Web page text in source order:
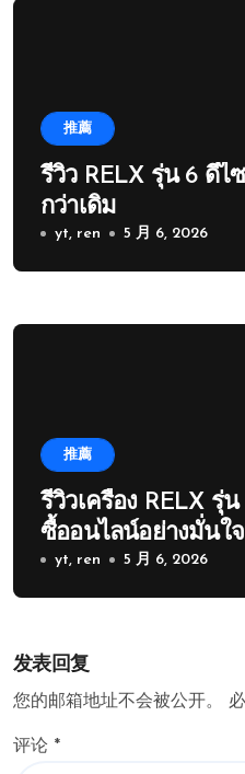
推薦
รีวิว RELX รุ่น 6 ดี
กว่าเดิม
yt, ren 5 月 6, 2026
推薦
รีวิวเครื่อง RELX รุ่
ซื้ออนไลน์อย่างมั่นใจ
yt, ren 5 月 6, 2026
发表回复
您的邮箱地址不会被公开。
评论 *